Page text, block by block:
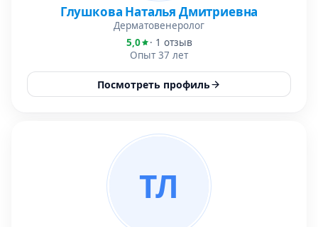
Глушкова Наталья Дмитриевна
Дерматовенеролог
5,0
· 1 отзыв
Опыт 37 лет
Посмотреть профиль
ТЛ